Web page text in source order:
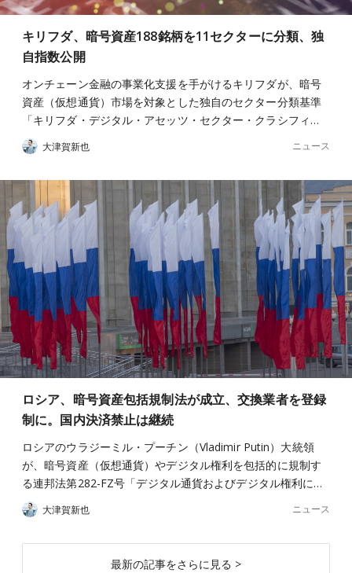
キリフダ、暗号資産188銘柄を11セクターに分類、独
自指数公開
オンチェーン金融の事業化支援を手がけるキリフダが、暗号
資産（仮想通貨）市場を対象とした独自のセクター分類基準
「キリフダ・デジタル・アセッツ・セクター・クラシフィ…
大津賀新也 ニュース
ロシア、暗号資産包括規制法が成立、交換業者を登録
制に。国内決済禁止は継続
ロシアのウラジーミル・プーチン（Vladimir Putin）大統領
が、暗号資産（仮想通貨）やデジタル権利を包括的に規制す
る連邦法第282-FZ号「デジタル通貨およびデジタル権利に…
大津賀新也 ニュース
最新の記事をさらに見る >